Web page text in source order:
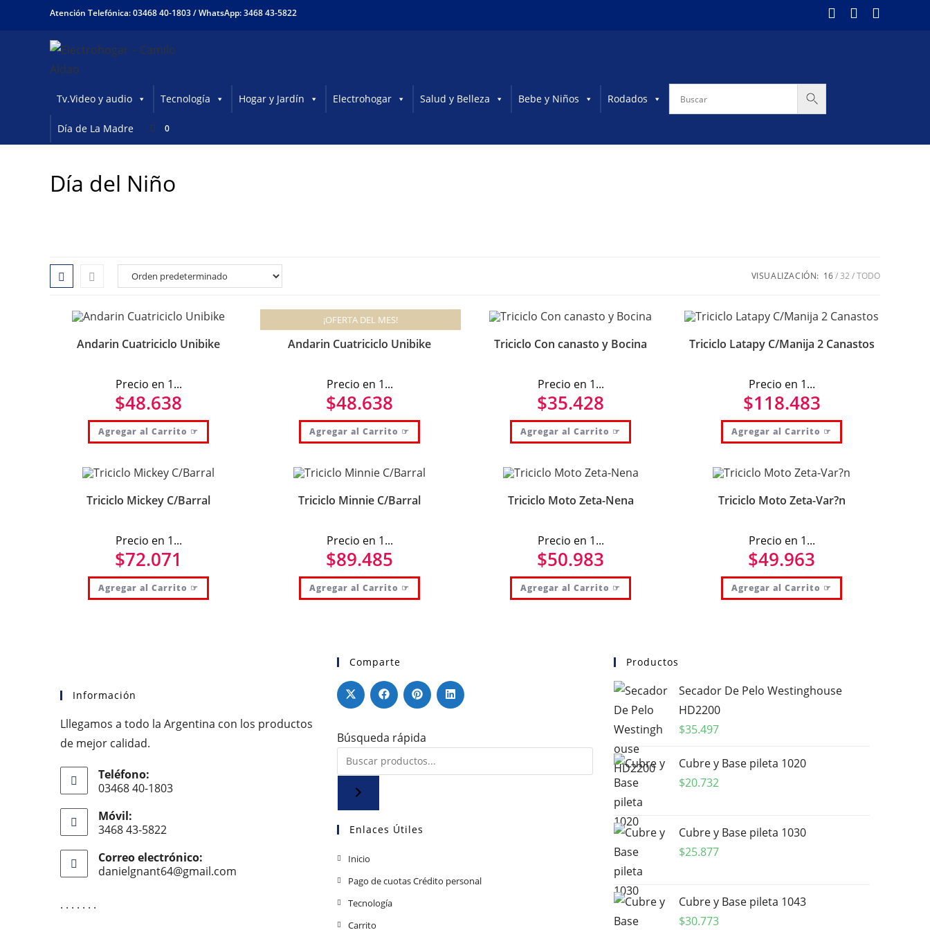
Atención Telefónica: 03468 40-1803 /WhatsApp: 3468 43-5822
Tv.Video y audio Tecnología Hogar y Jardín Electrohogar Salud y Belleza Bebe y Niños Rodados
Día de La Madre 0
Día del Niño
VISUALIZACIÓN: 16 32 TODO
Andarin Cuatriciclo Unibike
Precio en 1...
$48.638
Agregar al Carrito ☞
¡OFERTA DEL MES!
Andarin Cuatriciclo Unibike
Precio en 1...
$48.638
Agregar al Carrito ☞
Triciclo Con canasto y Bocina
Precio en 1...
$35.428
Agregar al Carrito ☞
Triciclo Latapy C/Manija 2 Canastos
Precio en 1...
$118.483
Agregar al Carrito ☞
Triciclo Mickey C/Barral
Precio en 1...
$72.071
Agregar al Carrito ☞
Triciclo Minnie C/Barral
Precio en 1...
$89.485
Agregar al Carrito ☞
Triciclo Moto Zeta-Nena
Precio en 1...
$50.983
Agregar al Carrito ☞
Triciclo Moto Zeta-Var?n
Precio en 1...
$49.963
Agregar al Carrito ☞
Información
Lllegamos a todo la Argentina con los productos
de mejor calidad.
Teléfono:
03468 40-1803
Móvil:
3468 43-5822
Correo electrónico:
danielgnant64@gmail.com
. . . . . . .
Comparte
Búsqueda rápida
Enlaces Útiles
InicioSe
una
nueva
Pago de cuotas Crédito personalSe
TecnologíaSe
CarritoSe
Productos
Secador De Pelo Westinghouse
HD2200
$35.497
Cubre y Base pileta 1020
$20.732
Cubre y Base pileta 1030
$25.877
Cubre y Base pileta 1043
$30.773